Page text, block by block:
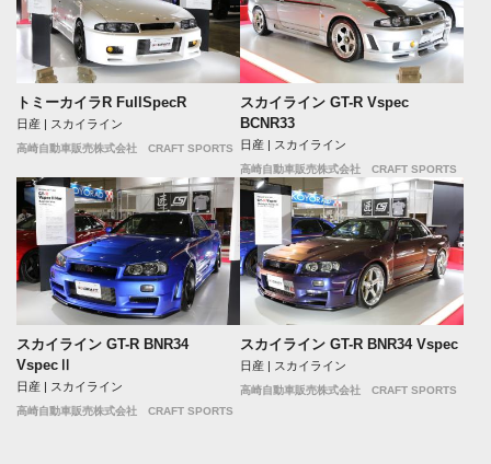
トミーカイラR FullSpecR
日産 | スカイライン
高崎自動車販売株式会社 CRAFT SPORTS
スカイライン GT-R Vspec
BCNR33
日産 | スカイライン
高崎自動車販売株式会社 CRAFT SPORTS
スカイライン GT-R BNR34
VspecⅡ
日産 | スカイライン
高崎自動車販売株式会社 CRAFT SPORTS
スカイライン GT-R BNR34 Vspec
日産 | スカイライン
高崎自動車販売株式会社 CRAFT SPORTS